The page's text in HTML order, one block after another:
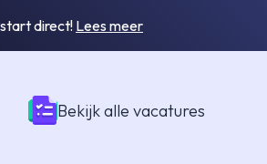
direct! Lees meer
Bekijk alle vacatures